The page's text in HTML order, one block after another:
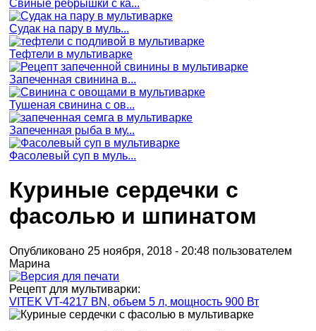
Свиные ребрышки с ка...
Судак на пару в муль...
Тефтели в мультиварке
Запеченная свинина в...
Тушеная свинина с ов...
Запеченная рыба в му...
Фасолевый суп в муль...
Куриные сердечки с
фасолью и шпинатом
Опубликовано 25 ноября, 2018 - 20:48 пользователем
Марина
Рецепт для мультиварки:
VITEK VT-4217 BN, объем 5 л, мощность 900 Вт